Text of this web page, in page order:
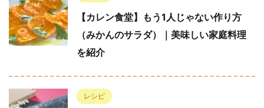
【カレン食堂】もう1人じゃない作り方
（みかんのサラダ）｜美味しい家庭料理
を紹介
レシピ